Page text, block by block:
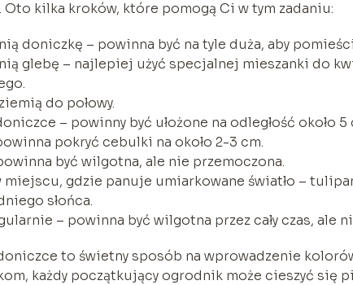
kilka kroków, które pomogą Ci w tym zadaniu:
doniczkę – powinna być na tyle duża, aby
glebę – najlepiej użyć specjalnej mieszanki do
do połowy.
– powinny być ułożone na odległość około
pokryć cebulki na około 2-3 cm.
być wilgotna, ale nie przemoczona.
gdzie panuje umiarkowane światło –
słońca.
– powinna być wilgotna przez cały czas, ale
to świetny sposób na wprowadzenie
każdy początkujący ogrodnik może cieszyć się